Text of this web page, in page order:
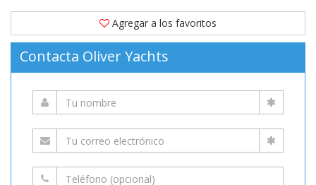
Agregar a los favoritos
Contacta Oliver Yachts